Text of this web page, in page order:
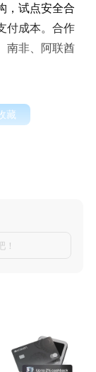
，试点安全合
付成本。合作
南非、阿联酋
藏